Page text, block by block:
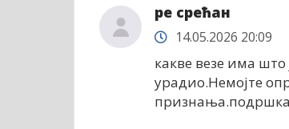
ре срећан
14.05.2026 20:09
какве везе има
урадио.Немојте